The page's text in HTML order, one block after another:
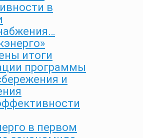
в
итоги
программы
и
в первом